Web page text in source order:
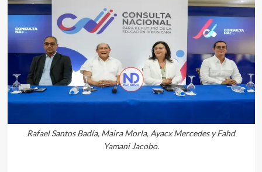
Rafael Santos Badía, Maira Morla, Ayacx Mercedes y Fahd
Yamani Jacobo.